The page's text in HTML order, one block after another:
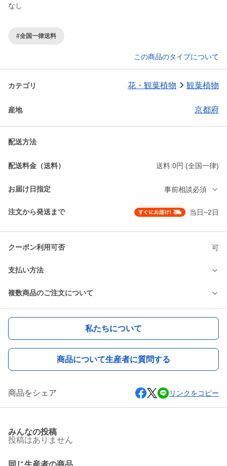
なし
#全国一律送料
この商品のタイプについて
カテゴリ 花・観葉植物 観葉植物
産地 京都府
配送方法
配送料金（送料） 送料:0円 (全国一律)
お届け日指定 事前相談必須
注文から発送まで 当日~2日
クーポン利用可否 可
支払い方法
複数商品のご注文について
私たちについて
商品について生産者に質問する
商品をシェア リンクをコピー
みんなの投稿
投稿はありません